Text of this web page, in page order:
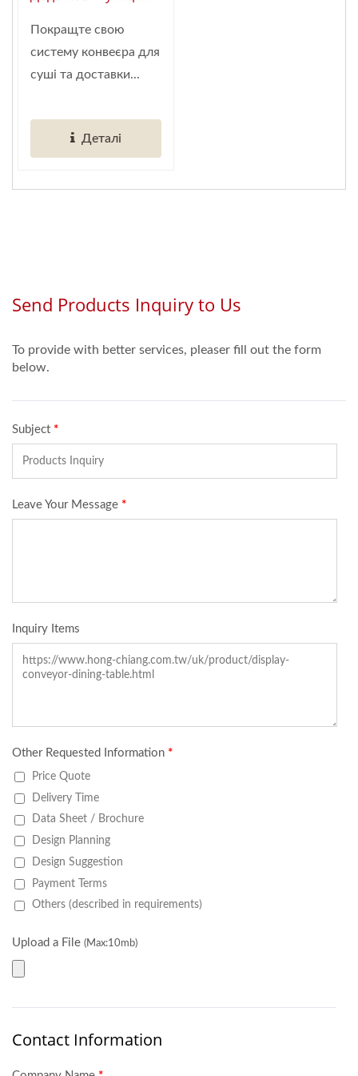
Постачальник
Розумної
Автоматизації
Покращте свою
систему конвеєра для
суші та доставки...
Деталі